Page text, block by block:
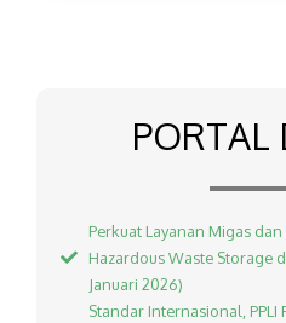
PORTAL
Perkuat Layanan Migas
Hazardous Waste Storage
Januari 2026)
Standar Internasional, PPLI